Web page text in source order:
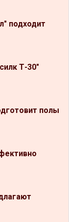
подходит
Т-30"
полы